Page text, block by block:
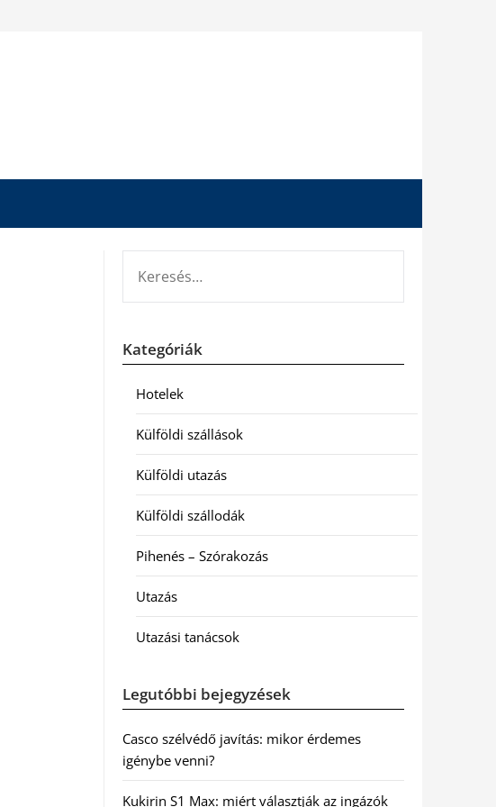
Kategóriák
Hotelek
Külföldi szállások
Külföldi utazás
Külföldi szállodák
Pihenés – Szórakozás
Utazás
Utazási tanácsok
Legutóbbi bejegyzések
Casco szélvédő javítás: mikor érdemes
igénybe venni?
Kukirin S1 Max: miért választják az ingázók